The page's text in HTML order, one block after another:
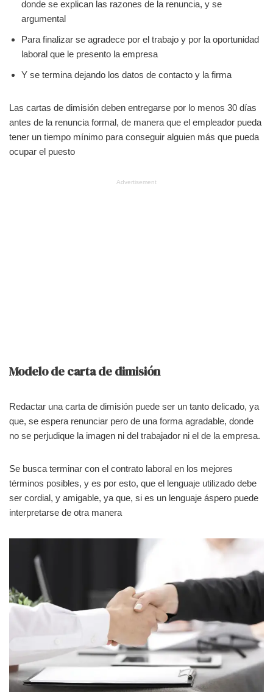
donde se explican las razones de la renuncia, y se
argumental
Para finalizar se agradece por el trabajo y por la oportunidad
laboral que le presento la empresa
Y se termina dejando los datos de contacto y la firma
Las cartas de dimisión deben entregarse por lo menos 30 días
antes de la renuncia formal, de manera que el empleador pueda
tener un tiempo mínimo para conseguir alguien más que pueda
ocupar el puesto
Advertisement
Modelo de carta de dimisión
Redactar una carta de dimisión puede ser un tanto delicado, ya
que, se espera renunciar pero de una forma agradable, donde
no se perjudique la imagen ni del trabajador ni el de la empresa.
Se busca terminar con el contrato laboral en los mejores
términos posibles, y es por esto, que el lenguaje utilizado debe
ser cordial, y amigable, ya que, si es un lenguaje áspero puede
interpretarse de otra manera